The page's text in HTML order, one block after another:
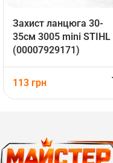
Захист ланцюга 30-
35см 3005 mini STIHL
(00007929171)
113 грн